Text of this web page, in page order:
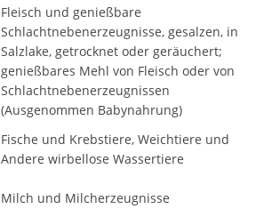
Fleisch und genießbare
Schlachtnebenerzeugnisse, gesalzen, in
Salzlake, getrocknet oder geräuchert;
genießbares Mehl von Fleisch oder von
Schlachtnebenerzeugnissen
(Ausgenommen Babynahrung)
Fische und Krebstiere, Weichtiere und
Andere wirbellose Wassertiere
Milch und Milcherzeugnisse